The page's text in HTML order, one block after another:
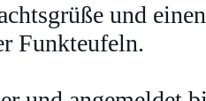
und
Funkteufeln.